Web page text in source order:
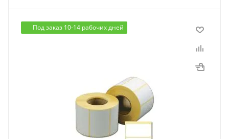
Под заказ 10-14 рабочих дней